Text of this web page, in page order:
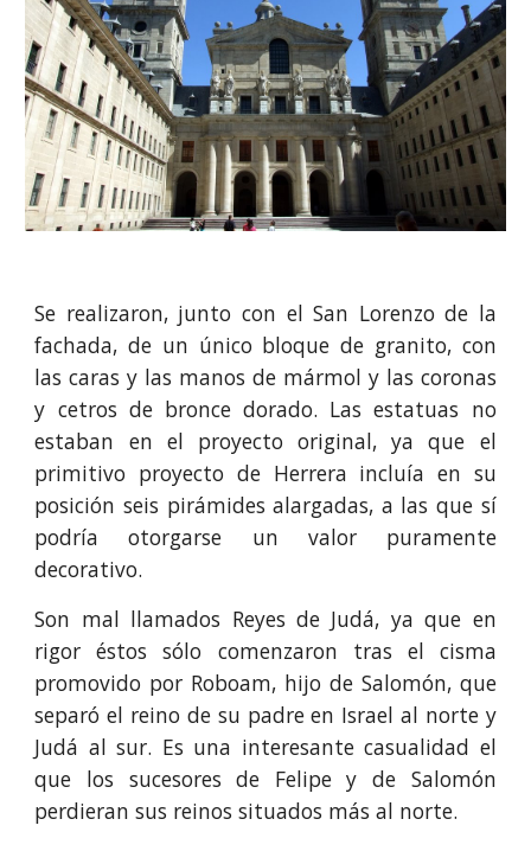
Se realizaron, junto con el San Lorenzo de la
fachada, de un único bloque de granito, con
las caras y las manos de mármol y las coronas
y cetros de bronce dorado. Las estatuas no
estaban en el proyecto original, ya que el
primitivo proyecto de Herrera incluía en su
posición seis pirámides alargadas, a las que sí
podría otorgarse un valor puramente
decorativo.
Son mal llamados Reyes de Judá, ya que en
rigor éstos sólo comenzaron tras el cisma
promovido por Roboam, hijo de Salomón, que
separó el reino de su padre en Israel al norte y
Judá al sur. Es una interesante casualidad el
que los sucesores de Felipe y de Salomón
perdieran sus reinos situados más al norte.